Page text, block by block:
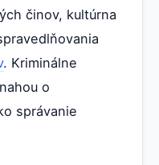
činov, kultúrna
. Kriminálne
o
správanie